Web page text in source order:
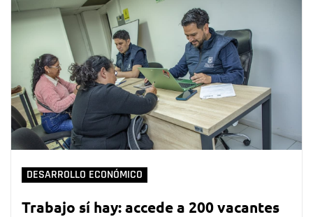
DESARROLLO ECONÓMICO
Trabajo sí hay: accede a 200 vacantes